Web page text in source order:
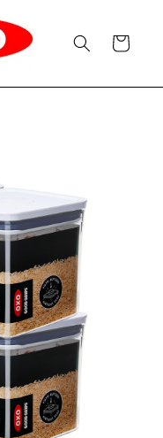
Cart